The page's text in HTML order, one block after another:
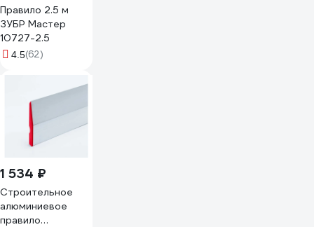
Правило 2.5 м
ЗУБР Мастер
10727-2.5
4.5(62)
1 534 ₽
Строительное
алюминиевое
правило